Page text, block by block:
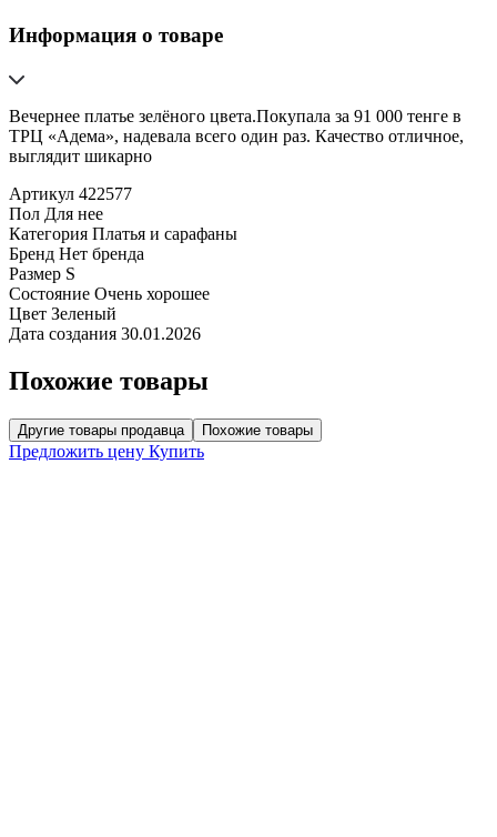
Информация о товаре
Вечернее платье зелёного цвета.Покупала за 91 000 тенге в
ТРЦ «Адема», надевала всего один раз. Качество отличное,
выглядит шикарно
Артикул 422577
Пол Для нее
Категория Платья и сарафаны
Бренд Нет бренда
Размер S
Состояние Очень хорошее
Цвет Зеленый
Дата создания 30.01.2026
Похожие товары
Другие товары продавца Похожие товары
Предложить цену Купить